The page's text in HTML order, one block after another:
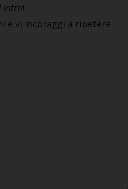
intra!
e vi incoraggi a ripetere